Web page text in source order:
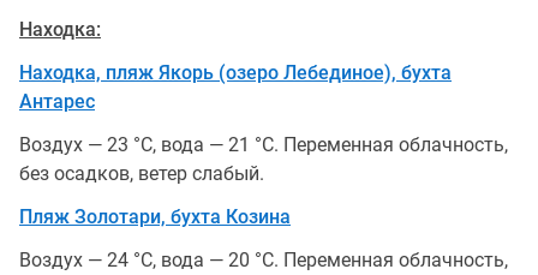
Находка:
Находка, пляж Якорь (озеро Лебединое), бухта
Антарес
Воздух — 23 °С, вода — 21 °С. Переменная облачность,
без осадков, ветер слабый.
Пляж Золотари, бухта Козина
Воздух — 24 °С, вода — 20 °С. Переменная облачность,